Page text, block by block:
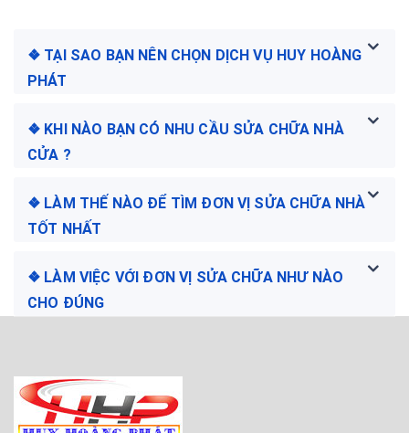
❖ TẠI SAO BẠN NÊN CHỌN DỊCH VỤ HUY HOÀNG
PHÁT
❖ KHI NÀO BẠN CÓ NHU CẦU SỬA CHỮA NHÀ
CỬA ?
❖ LÀM THẾ NÀO ĐỂ TÌM ĐƠN VỊ SỬA CHỮA NHÀ
TỐT NHẤT
❖ LÀM VIỆC VỚI ĐƠN VỊ SỬA CHỮA NHƯ NÀO
CHO ĐÚNG